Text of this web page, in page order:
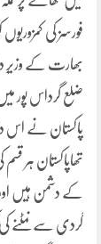
فورسز کی
بھارت کے وزیرِ
ضلع گرداس پور
پاکستان نے اس
تھاپاکستان ہر
کے دشمن ہیں
گردی سے نمٹنے